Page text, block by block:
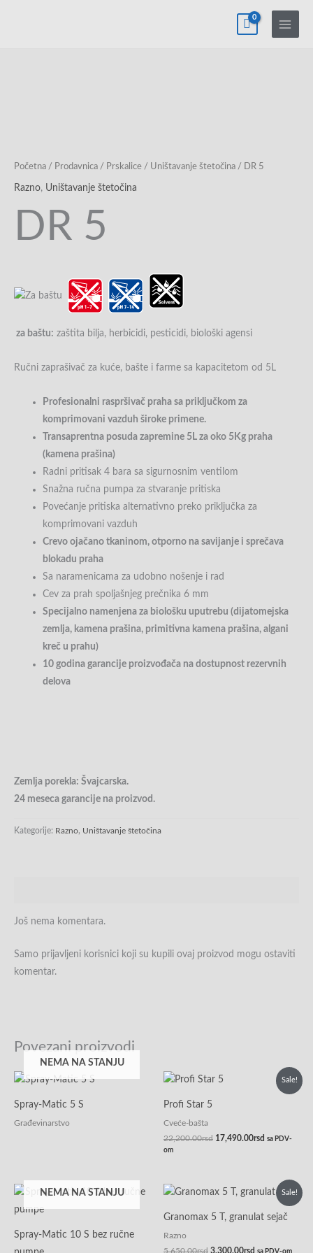
Početna / Prodavnica / Prskalice / Uništavanje štetočina / DR 5
Razno, Uništavanje štetočina
DR 5
za baštu: zaštita bilja, herbicidi, pesticidi, biološki agensi
Ručni zaprašivač za kuće, bašte i farme sa kapacitetom od 5L
Profesionalni raspršivač praha sa priključkom za
komprimovani vazduh široke primene.
Transaprentna posuda zapremine 5L za oko 5Kg praha
(kamena prašina)
Radni pritisak 4 bara sa sigurnosnim ventilom
Snažna ručna pumpa za stvaranje pritiska
Povećanje pritiska alternativno preko priključka za
komprimovani vazduh
Crevo ojačano tkaninom, otporno na savijanje i sprečava
blokadu praha
Sa naramenicama za udobno nošenje i rad
Cev za prah spoljašnjeg prečnika 6 mm
Specijalno namenjena za biološku uputrebu (dijatomejska
zemlja, kamena prašina, primitivna kamena prašina, algani
kreč u prahu)
10 godina garancije proizvođača na dostupnost rezervnih
delova
Zemlja porekla: Švajcarska.
24 meseca garancije na proizvod.
Kategorije: Razno, Uništavanje štetočina
Još nema komentara.
Samo prijavljeni korisnici koji su kupili ovaj proizvod mogu ostaviti
komentar.
Povezani proizvodi
NEMA NA STANJU
Spray-Matic 5 S
Građevinarstvo
Sale!
Profi Star 5
Cveće-bašta
22,200.00rsd
Originalna
17,490.00rsd
Trenutna
cena
sa PDV-
om
NEMA NA STANJU
Spray-Matic 10 S bez ručne
Sale!
Granomax 5 T, granulat sejač
Razno
5,650.00rsd
Originalna
je
bila:
3,300.00rsd
Trenutna
je:
3,300.00rsd.